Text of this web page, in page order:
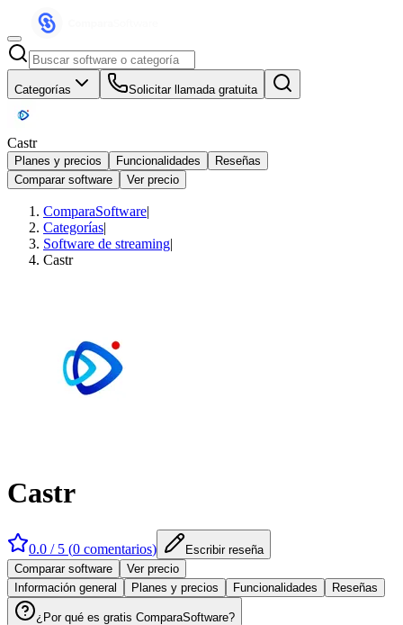
Categorías Solicitar llamada gratuita
Castr
Planes y precios Funcionalidades
Reseñas
Comparar software
Ver precio
ComparaSoftware|
Categorías|
Software de streaming|
Castr
Castr
0.0 / 5 (0 comentarios)
Escribir reseña
Comparar software
Ver precio
Información general
Planes y precios Funcionalidades Reseñas
¿Por qué es gratis ComparaSoftware?